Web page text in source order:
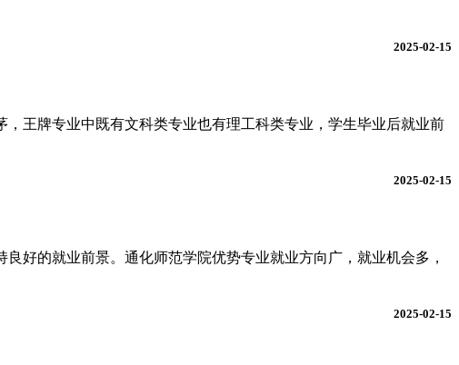
2025-02-15
王牌专业中既有文科类专业也有理工科类专业，学生毕业后就业前
2025-02-15
好的就业前景。通化师范学院优势专业就业方向广，就业机会多，
2025-02-15